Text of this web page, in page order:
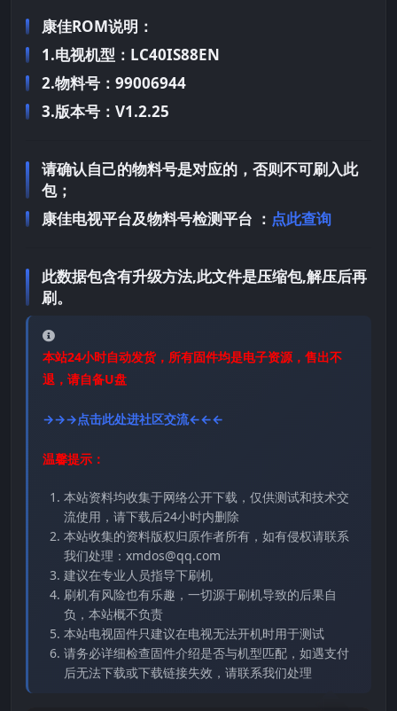
康佳ROM说明：
1.电视机型：LC40IS88EN
2.物料号：99006944
3.版本号：V1.2.25
请确认自己的物料号是对应的，否则不可刷入此
包；
康佳电视平台及物料号检测平台 ： 点此查询
此数据包含有升级方法,此文件是压缩包,解压后再
刷。
本站24小时自动发货，所有固件均是电子资源，售出不
退，请自备U盘
→→→点击此处进社区交流←←←
温馨提示：
本站资料均收集于网络公开下载，仅供测试和技术交
流使用，请下载后24小时内删除
本站收集的资料版权归原作者所有，如有侵权请联系
我们处理：xmdos@qq.com
建议在专业人员指导下刷机
刷机有风险也有乐趣，一切源于刷机导致的后果自
负，本站概不负责
本站电视固件只建议在电视无法开机时用于测试
请务必详细检查固件介绍是否与机型匹配，如遇支付
后无法下载或下载链接失效，请联系我们处理